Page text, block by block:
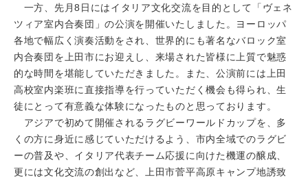
一方、先月8日にはイタリア文化交流を目的として「ヴェネ
ツィア室内合奏団」の公演を開催いたしました。ヨーロッパ
各地で幅広く演奏活動をされ、世界的にも著名なバロック室
内合奏団を上田市にお迎えし、来場された皆様に上質で魅惑
的な時間を堪能していただきました。また、公演前には上田
高校室内楽班に直接指導を行っていただく機会も得られ、生
徒にとって有意義な体験になったものと思っております。
アジアで初めて開催されるラグビーワールドカップを、多
くの方に身近に感じていただけるよう、市内全域でのラグビ
ーの普及や、イタリア代表チーム応援に向けた機運の醸成、
更には文化交流の創出など、上田市菅平高原キャンプ地誘致